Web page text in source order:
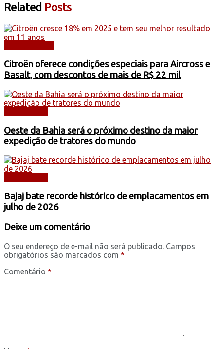
Related Posts
Citroën oferece condições especiais para Aircross e
Basalt, com descontos de mais de R$ 22 mil
Oeste da Bahia será o próximo destino da maior
expedição de tratores do mundo
Bajaj bate recorde histórico de emplacamentos em
julho de 2026
Deixe um comentário
O seu endereço de e-mail não será publicado. Campos
obrigatórios são marcados com *
Comentário *